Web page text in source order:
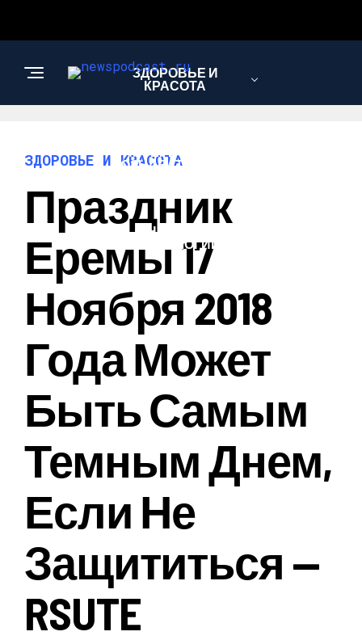
ЗДОРОВЬЕ И
КРАСОТА
ИНТЕРЕСНОЕ И
ПОЗНАВАТЕЛЬНОЕ
НАУКА И
ТЕХНОЛОГИИ
ЗДОРОВЬЕ И КРАСОТА
Праздник
Еремы 17
Ноября 2018
Года Может
Быть Самым
Темным Днем,
Если Не
Защититься —
RSUTE